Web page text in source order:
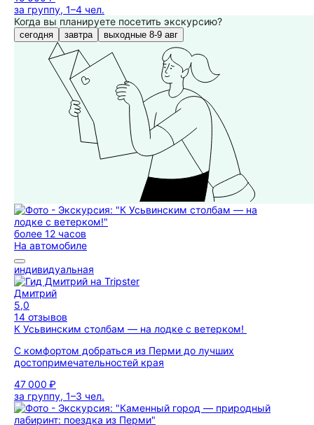
за группу, 1–4 чел.
Когда вы планируете посетить экскурсию?
сегодня завтра выходные 8-9 авг
более 12 часов
На автомобиле
индивидуальная
Дмитрий
5,0
14 отзывов
К Усьвинским столбам — на лодке с ветерком!
С комфортом добраться из Перми до лучших
достопримечательностей края
47 000 ₽
за группу, 1–3 чел.